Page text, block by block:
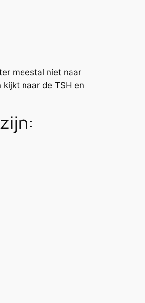
meestal niet naar
naar de TSH en